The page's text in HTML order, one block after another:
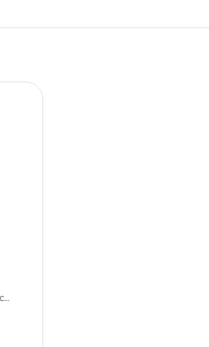
Affrontez votre rival pour le contrôle de Cardia...